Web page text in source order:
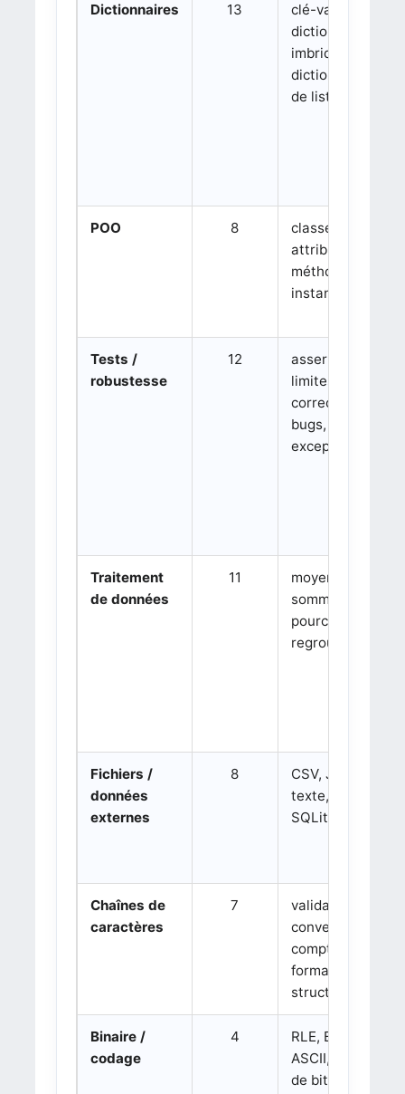
Dictionnaires 13
clé-valeur,
dictionnaires
imbriqués,
dictionnaires
de listes
POO 8
classes,
attributs,
méthodes,
instances
Tests /
robustesse
12
assertions, cas
limites,
correction de
bugs,
exceptions
Traitement
de données
11
moyennes,
sommes,
pourcentages,
regroupements
Fichiers /
données
externes
8
CSV, JSON,
texte, binaire,
SQLite
Chaînes de
caractères
7
validation,
conversion,
comptage,
formats
structurés
Binaire /
codage
4
RLE, BCD,
ASCII, tuples
de bits,